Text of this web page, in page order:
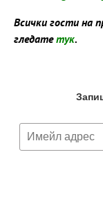
Всички гости на
гледатетук.